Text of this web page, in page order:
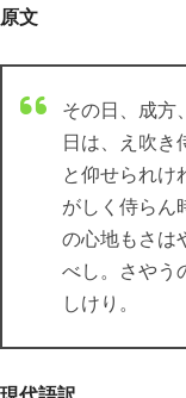
原文
その日、成方
日は、え吹き
と仰せられけ
がしく侍らん
の心地もさは
べし。さやう
しけり。